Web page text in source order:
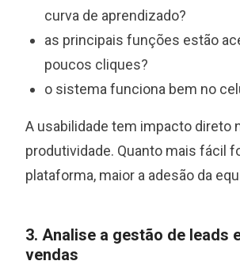
curva de aprendizado?
as principais funções estão
poucos cliques?
o sistema funciona bem no
A usabilidade tem impacto direto
produtividade. Quanto mais fácil
plataforma, maior a adesão da
3. Analise a gestão de leads
vendas